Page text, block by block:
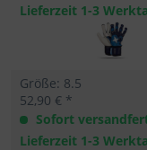
Lieferzeit 1-3
Größe: 8.5
52,90 € *
Sofort
Lieferzeit 1-3